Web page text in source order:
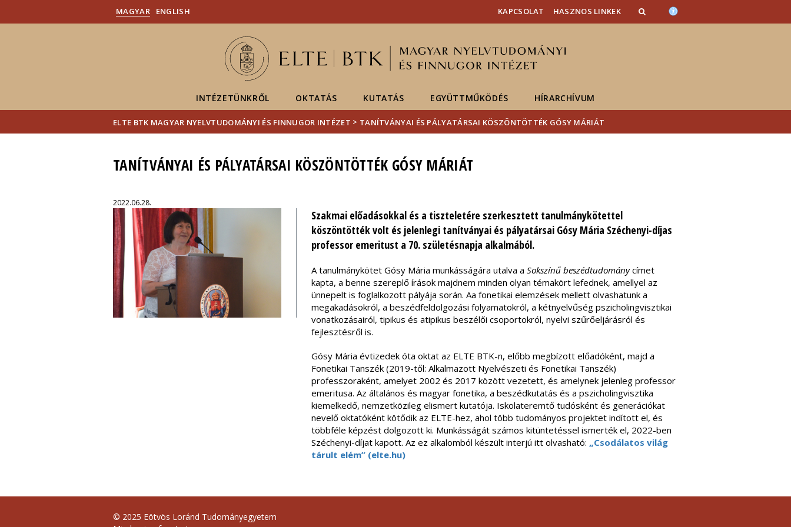
MAGYAR ENGLISH KAPCSOLAT HASZNOS LINKEK
INTÉZETÜNKRŐL OKTATÁS KUTATÁS EGYÜTTMŰKÖDÉS HÍRARCHÍVUM
ELTE BTK MAGYAR NYELVTUDOMÁNYI ÉS FINNUGOR INTÉZET > TANÍTVÁNYAI ÉS PÁLYATÁRSAI KÖSZÖNTÖTTÉK GÓSY MÁRIÁT
TANÍTVÁNYAI ÉS PÁLYATÁRSAI KÖSZÖNTÖTTÉK GÓSY MÁRIÁT
2022.06.28.
Szakmai előadásokkal és a tiszteletére szerkesztett tanulmánykötettel
köszöntötték volt és jelenlegi tanítványai és pályatársai Gósy Mária Széchenyi-díjas
professor emeritust a 70. születésnapja alkalmából.
A tanulmánykötet Gósy Mária munkásságára utalva a Sokszínű beszédtudománycímet
kapta, a benne szereplő írások majdnem minden olyan témakört lefednek, amellyel az
ünnepelt is foglalkozott pályája során. Aa fonetikai elemzések mellett olvashatunk a
megakadásokról, a beszédfeldolgozási folyamatokról, a kétnyelvűség pszicholingvisztikai
vonatkozásairól, tipikus és atipikus beszélői csoportokról, nyelvi szűrőeljárásról és
fejlesztésről is.
Gósy Mária évtizedek óta oktat az ELTE BTK-n, előbb megbízott előadóként, majd a
Fonetikai Tanszék (2019-től: Alkalmazott Nyelvészeti és Fonetikai Tanszék)
professzoraként, amelyet 2002 és 2017 között vezetett, és amelynek jelenleg professor
emeritusa. Az általános és magyar fonetika, a beszédkutatás és a pszicholingvisztika
kiemelkedő, nemzetközileg elismert kutatója. Iskolateremtő tudósként és generációkat
nevelő oktatóként kötődik az ELTE-hez, ahol több tudományos projektet indított el, és
többféle képzést dolgozott ki. Munkásságát számos kitüntetéssel ismerték el, 2022-ben
Széchenyi-díjat kapott. Az ez alkalomból készült interjú itt olvasható: „Csodálatos világ
tárult elém” (elte.hu)
© 2025 Eötvös Loránd Tudományegyetem